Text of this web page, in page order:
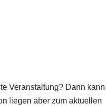
Veranstaltung? Dann kann
liegen aber zum aktuellen